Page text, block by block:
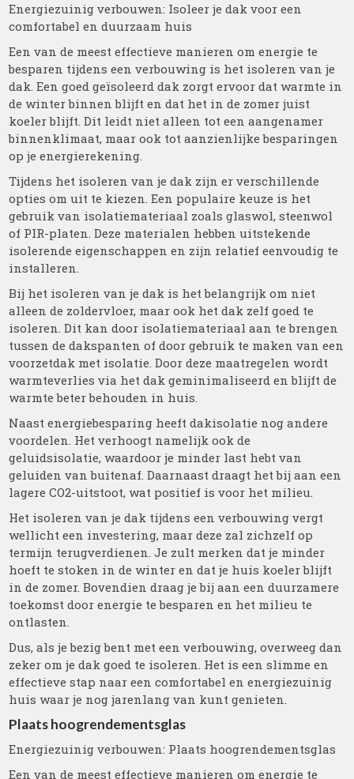
Energiezuinig verbouwen: Isoleer je dak voor een
comfortabel en duurzaam huis
Een van de meest effectieve manieren om energie te
besparen tijdens een verbouwing is het isoleren van je
dak. Een goed geïsoleerd dak zorgt ervoor dat warmte in
de winter binnen blijft en dat het in de zomer juist
koeler blijft. Dit leidt niet alleen tot een aangenamer
binnenklimaat, maar ook tot aanzienlijke besparingen
op je energierekening.
Tijdens het isoleren van je dak zijn er verschillende
opties om uit te kiezen. Een populaire keuze is het
gebruik van isolatiemateriaal zoals glaswol, steenwol
of PIR-platen. Deze materialen hebben uitstekende
isolerende eigenschappen en zijn relatief eenvoudig te
installeren.
Bij het isoleren van je dak is het belangrijk om niet
alleen de zoldervloer, maar ook het dak zelf goed te
isoleren. Dit kan door isolatiemateriaal aan te brengen
tussen de dakspanten of door gebruik te maken van een
voorzetdak met isolatie. Door deze maatregelen wordt
warmteverlies via het dak geminimaliseerd en blijft de
warmte beter behouden in huis.
Naast energiebesparing heeft dakisolatie nog andere
voordelen. Het verhoogt namelijk ook de
geluidsisolatie, waardoor je minder last hebt van
geluiden van buitenaf. Daarnaast draagt het bij aan een
lagere CO2-uitstoot, wat positief is voor het milieu.
Het isoleren van je dak tijdens een verbouwing vergt
wellicht een investering, maar deze zal zichzelf op
termijn terugverdienen. Je zult merken dat je minder
hoeft te stoken in de winter en dat je huis koeler blijft
in de zomer. Bovendien draag je bij aan een duurzamere
toekomst door energie te besparen en het milieu te
ontlasten.
Dus, als je bezig bent met een verbouwing, overweeg dan
zeker om je dak goed te isoleren. Het is een slimme en
effectieve stap naar een comfortabel en energiezuinig
huis waar je nog jarenlang van kunt genieten.
Plaats hoogrendementsglas
Energiezuinig verbouwen: Plaats hoogrendementsglas
Een van de meest effectieve manieren om energie te